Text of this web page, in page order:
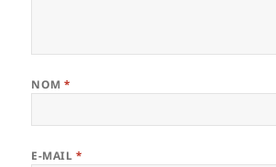
NOM*
E-MAIL *